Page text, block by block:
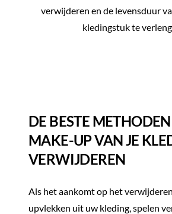
verwijderen en de levensduur
kledingstuk te
DE BESTE
MAKE-UP VAN JE
VERWIJDEREN
Als het aankomt op het
upvlekken uit uw kleding, spelen